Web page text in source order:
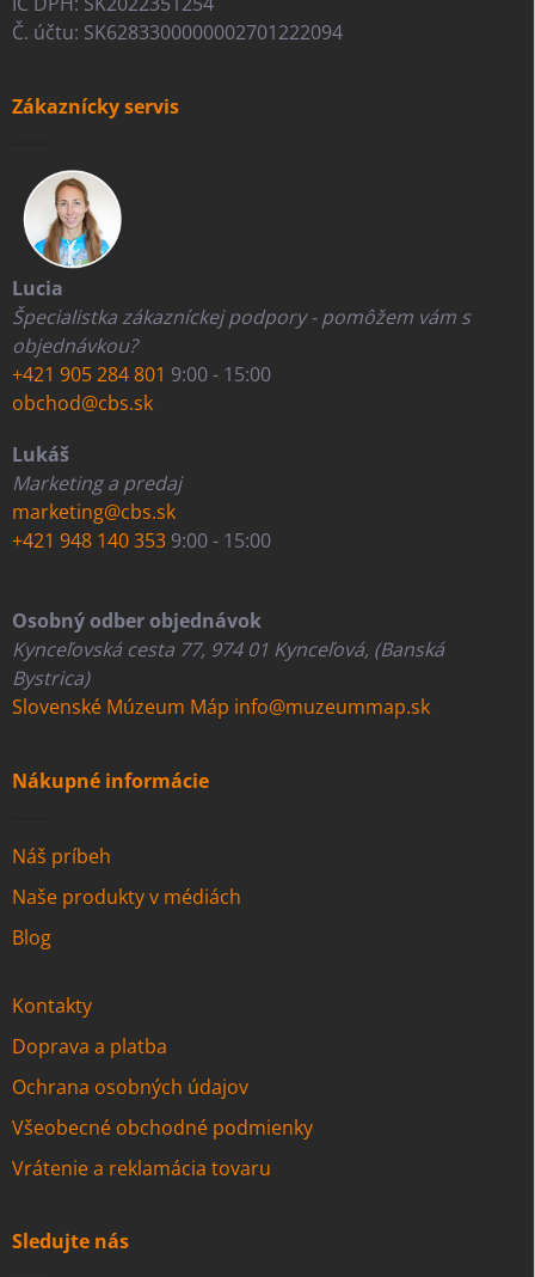
Č. účtu: SK6283300000002701222094
Zákaznícky servis
Lucia
Špecialistka zákazníckej podpory - pomôžem vám s
objednávkou?
+421 905 284 801 9:00 - 15:00
obchod@cbs.sk
Lukáš
Marketing a predaj
marketing@cbs.sk
+421 948 140 353 9:00 - 15:00
Osobný odber objednávok
Kynceľovská cesta 77, 974 01 Kynceľová, (Banská
Bystrica)
Slovenské Múzeum Máp info@muzeummap.sk
Nákupné informácie
Náš príbeh
Naše produkty v médiách
Blog
Kontakty
Doprava a platba
Ochrana osobných údajov
Všeobecné obchodné podmienky
Vrátenie a reklamácia tovaru
Sledujte nás